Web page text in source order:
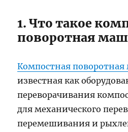
1. Что такое
поворотная
Компостная
известная как
переворачивания
для механического
перемешивания и